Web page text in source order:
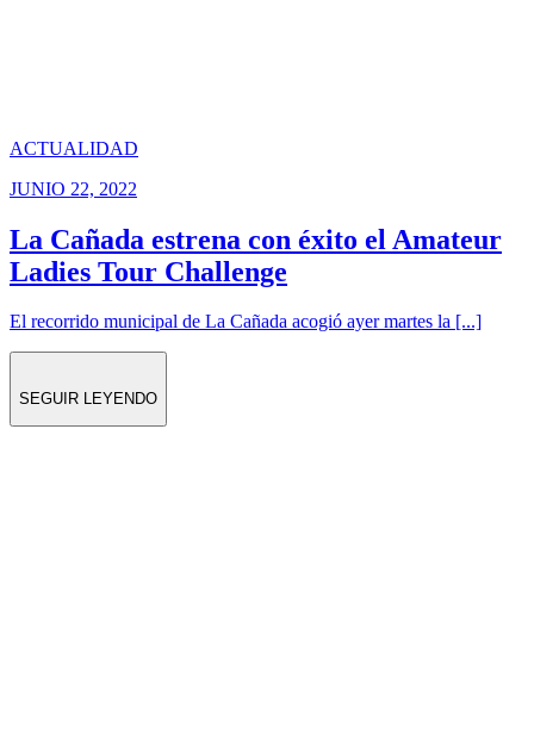
ACTUALIDAD
JUNIO 22, 2022
La Cañada estrena con éxito el Amateur
Ladies Tour Challenge
El recorrido municipal de La Cañada acogió ayer martes la [...]
SEGUIR LEYENDO